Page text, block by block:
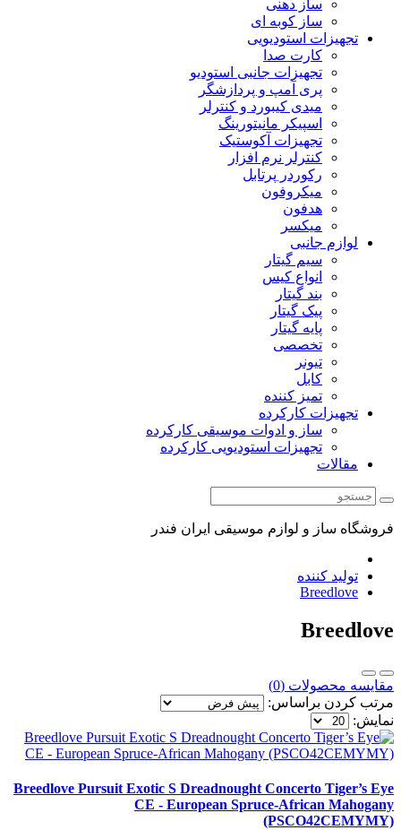
ساز دهنی
ساز کوبه ای
تجهیزات استودیویی
کارت صدا
تجهیزات جانبی استودیو
پری آمپ و پردازشگر
میدی کیبورد و کنترلر
اسپیکر مانیتورینگ
تجهیزات آکوستیک
کنترلر نرم افزار
رکوردر پرتابل
میکروفون
هدفون
میکسر
لوازم جانبی
سیم گیتار
انواع کیس
بند گیتار
پیک گیتار
پایه گیتار
تخصصی
تیونر
کابل
تمیز کننده
تجهیزات کارکرده
ساز و ادوات موسیقی کارکرده
تجهیزات استودیویی کارکرده
مقالات
فروشگاه ساز و لوازم موسیقی ایران فندر
تولید کننده
Breedlove
Breedlove
مقایسه محصولات (0)
مرتب کردن براساس:
نمایش:
Breedlove Pursuit Exotic S Dreadnought Concerto Tiger’s Eye
CE - European Spruce-African Mahogany
(PSCO42CEMYMY)